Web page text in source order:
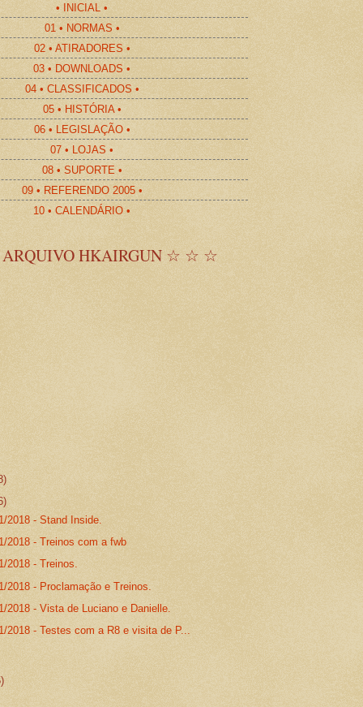
• INICIAL •
01 • NORMAS •
02 • ATIRADORES •
03 • DOWNLOADS •
04 • CLASSIFICADOS •
05 • HISTÓRIA •
06 • LEGISLAÇÃO •
07 • LOJAS •
08 • SUPORTE •
09 • REFERENDO 2005 •
10 • CALENDÁRIO •
HKAIRGUN ☆ ☆ ☆
2018 - Stand Inside.
2018 - Treinos com a fwb
2018 - Treinos.
2018 - Proclamação e Treinos.
2018 - Vista de Luciano e Danielle.
2018 - Testes com a R8 e visita de P...